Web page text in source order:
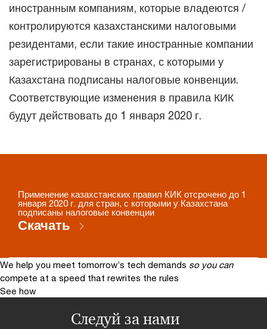
иностранным компаниям, которые владеются /
контролируются казахстанскими налоговыми
резидентами, если такие иностранные компании
зарегистрированы в странах, с которыми у
Казахстана подписаны налоговые конвенции.
Соответствующие изменения в правила КИК
будут действовать до 1 января 2020 г.
Применение казахстанских правил КИК отсрочено до 1
января 2020 г. для стран, с которыми у Казахстана
подписаны налоговые конвенции
Скачать
We help you meet tomorrow’s tech demands so you can
compete at a speed that rewrites the rules
See how
Следуй за нами